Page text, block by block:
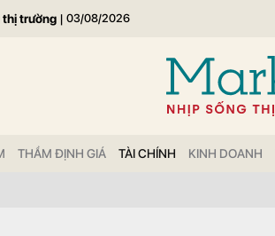
thị trường | 03/08/2026
THẨM ĐỊNH GIÁ TÀI CHÍNH KINH DOANH
Gửi bình luận